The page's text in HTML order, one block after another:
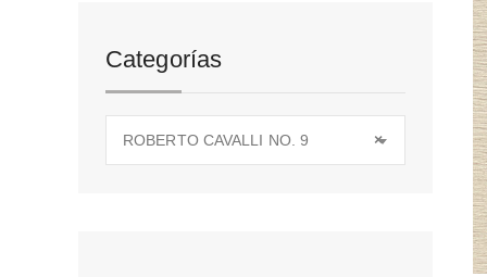
Categorías
×
ROBERTO CAVALLI NO. 9